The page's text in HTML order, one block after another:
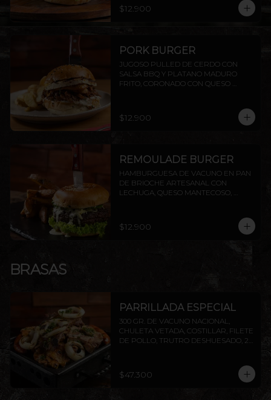
HONEY MUSTARD.INCLUYE PAPAS
$12.900
PORK BURGER
JUGOSO PULLED DE CERDO CON
SALSA BBQ Y PLATANO MADURO
FRITO, CORONADO CON QUESO
$12.900
REMOULADE BURGER
HAMBURGUESA DE VACUNO EN PAN
DE BRIOCHE ARTESANAL CON
LECHUGA, QUESO MANTECOSO,
$12.900
BRASAS
PARRILLADA ESPECIAL
300 GR. DE VACUNO NACIONAL,
CHULETA VETADA, COSTILLAR, FILETE
DE POLLO, TRUTRO DESHUESADO, 2
$47.300